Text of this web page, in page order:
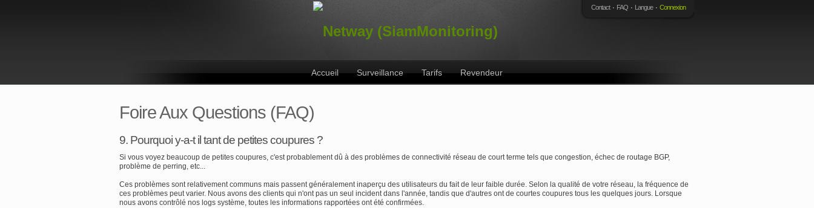
Contact FAQ Langue Connexion
Accueil Surveillance Tarifs Revendeur
Foire Aux Questions (FAQ)
9. Pourquoi y-a-t il tant de petites coupures ?
Si vous voyez beaucoup de petites coupures, c'est probablement dû à des problèmes de connectivité réseau de court terme tels que congestion, échec de routage BGP,
problème de perring, etc...
Ces problèmes sont relativement communs mais passent généralement inaperçu des utilisateurs du fait de leur faible durée. Selon la qualité de votre réseau, la fréquence de
ces problèmes peut varier. Nous avons des clients qui n'ont pas un seul incident dans l'année, tandis que d'autres ont de courtes coupures tous les quelques jours. Lorsque
nous avons contrôlé nos logs système, toutes les informations rapportées ont été confirmées.